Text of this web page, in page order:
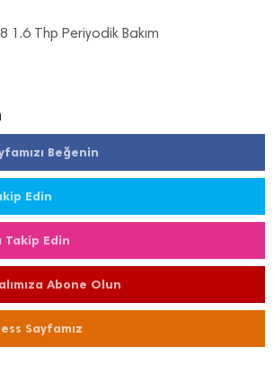
1.6 Thp Periyodik Bakım
Beğenin
Edin
Edin
Abone Olun
Sayfamız